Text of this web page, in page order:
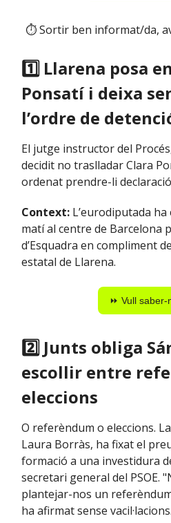
⏱ Sortir ben informat/da,
1️⃣ Llarena posa
Ponsatí i deixa
l’ordre de
El jutge instructor del
decidit no traslladar Clara
ordenat prendre-li
Context: L’eurodiputada
matí al centre de Barcelona
d’Esquadra en compliment
estatal de Llarena.
⏩ Vull saber-
2️⃣ Junts obliga
escollir entre
eleccions
O referèndum o eleccions.
Laura Borràs, ha fixat el
formació a una investidura
secretari general del PSOE.
plantejar-nos un
ha afirmat sense vacil·lacions.